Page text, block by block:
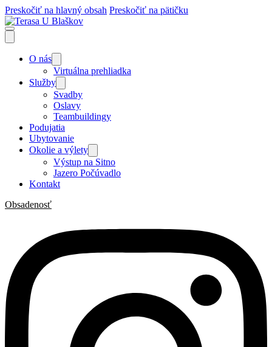
Preskočiť na hlavný obsah Preskočiť na pätičku
O nás
Virtuálna prehliadka
Služby
Svadby
Oslavy
Teambuildingy
Podujatia
Ubytovanie
Okolie a výlety
Výstup na Sitno
Jazero Počúvadlo
Kontakt
Obsadenosť